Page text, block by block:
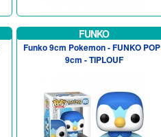
FUNKO
Funko 9cm Pokemon - FUNKO
9cm - TIPLOUF